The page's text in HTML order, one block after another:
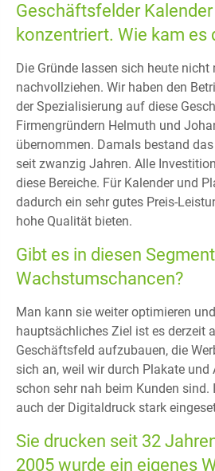
Geschäftsfelder
konzentriert. Wie kam es
Die Gründe lassen sich heute nicht
nachvollziehen. Wir haben den
der Spezialisierung auf diese
Firmengründern Helmuth und
übernommen. Damals bestand
seit zwanzig Jahren. Alle
diese Bereiche. Für Kalender und
dadurch ein sehr gutes Preis-
hohe Qualität bieten.
Gibt es in diesen
Wachstumschancen?
Man kann sie weiter optimieren
hauptsächliches Ziel ist es derzeit
Geschäftsfeld aufzubauen, die
sich an, weil wir durch Plakate und
schon sehr nah beim Kunden sind.
auch der Digitaldruck stark
Sie drucken seit 32
2005 wurde ein eigenes